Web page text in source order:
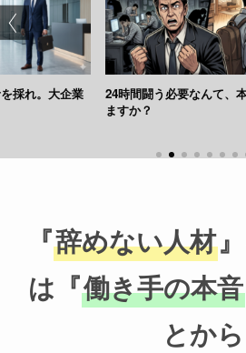
採れ。大企業
24時間闘う必要なんて、
ますか？
『辞めない人材
は『働き手の本音
とから